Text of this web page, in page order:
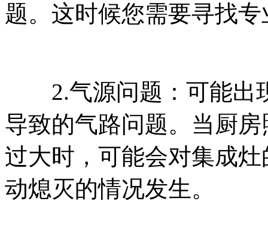
题。这时候您需要寻找
2.气源问题：可能出
导致的气路问题。当厨
过大时，可能会对集成
动熄灭的情况发生。